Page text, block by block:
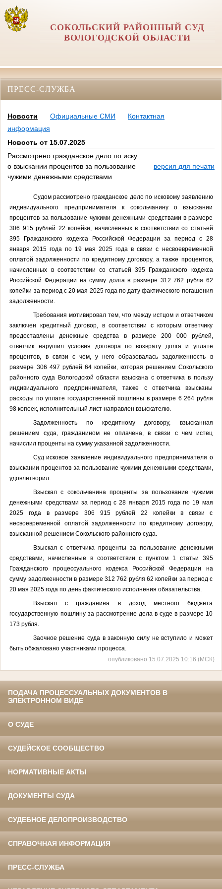
СОКОЛЬСКИЙ РАЙОННЫЙ СУД
ВОЛОГОДСКОЙ ОБЛАСТИ
ПРЕСС-СЛУЖБА
Новости Официальные СМИ
Контактная
информация
Новость от 15.07.2025
Рассмотрено гражданское дело по иску
о взыскании процентов за пользование
чужими денежными средствами
версия для печати
Судом рассмотрено гражданское дело по исковому заявлению
индивидуального предпринимателя к сокольчанину о взыскании
процентов за пользование чужими денежными средствами в размере
306 915 рублей 22 копейки, начисленных в соответствии со статьей
395 Гражданского кодекса Российской Федерации за период с 28
января 2015 года по 19 мая 2025 года в связи с несвоевременной
оплатой задолженности по кредитному договору, а также процентов,
начисленных в соответствии со статьей 395 Гражданского кодекса
Российской Федерации на сумму долга в размере 312 762 рубля 62
копейки за период с 20 мая 2025 года по дату фактического погашения
задолженности.
Требования мотивировал тем, что между истцом и ответчиком
заключен кредитный договор, в соответствии с которым ответчику
предоставлены денежные средства в размере 200 000 рублей,
ответчик нарушил условия договора по возврату долга и уплате
процентов, в связи с чем, у него образовалась задолженность в
размере 306 497 рублей 64 копейки, которая решением Сокольского
районного суда Вологодской области взыскана с ответчика в пользу
индивидуального предпринимателя, также с ответчика взысканы
расходы по уплате государственной пошлины в размере 6 264 рубля
98 копеек, исполнительный лист направлен взыскателю.
Задолженность по кредитному договору, взысканная
решением суда, гражданином не оплачена, в связи с чем истец
начислил проценты на сумму указанной задолженности.
Суд исковое заявление индивидуального предпринимателя о
взыскании процентов за пользование чужими денежными средствами,
удовлетворил.
Взыскал с сокольчанина проценты за пользование чужими
денежными средствами за период с 28 января 2015 года по 19 мая
2025 года в размере 306 915 рублей 22 копейки в связи с
несвоевременной оплатой задолженности по кредитному договору,
взысканной решением Сокольского районного суда.
Взыскал с ответчика проценты за пользование денежными
средствами, начисленные в соответствии с пунктом 1 статьи 395
Гражданского процессуального кодекса Российской Федерации на
сумму задолженности в размере 312 762 рубля 62 копейки за период с
20 мая 2025 года по день фактического исполнения обязательства.
Взыскал с гражданина в доход местного бюджета
государственную пошлину за рассмотрение дела в суде в размере 10
173 рубля.
Заочное решение суда в законную силу не вступило и может
быть обжаловано участниками процесса.
опубликовано 15.07.2025 10:16 (МСК)
ПОДАЧА ПРОЦЕССУАЛЬНЫХ ДОКУМЕНТОВ В
ЭЛЕКТРОННОМ ВИДЕ
О СУДЕ
СУДЕЙСКОЕ СООБЩЕСТВО
НОРМАТИВНЫЕ АКТЫ
ДОКУМЕНТЫ СУДА
СУДЕБНОЕ ДЕЛОПРОИЗВОДСТВО
СПРАВОЧНАЯ ИНФОРМАЦИЯ
ПРЕСС-СЛУЖБА